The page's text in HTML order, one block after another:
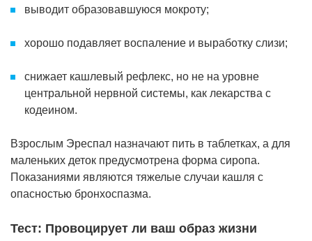
выводит образовавшуюся мокроту;
хорошо подавляет воспаление и выработку слизи;
снижает кашлевый рефлекс, но не на уровне
центральной нервной системы, как лекарства с
кодеином.
Взрослым Эреспал назначают пить в таблетках, а для
маленьких деток предусмотрена форма сиропа.
Показаниями являются тяжелые случаи кашля с
опасностью бронхоспазма.
Тест: Провоцирует ли ваш образ жизни